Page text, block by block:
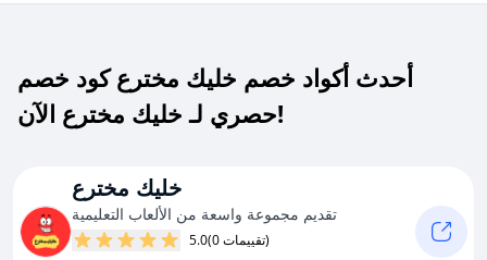
أحدث أكواد خصم خليك مخترع كود خصم
حصري لـ خليك مخترع الآن!
خليك مخترع
تقديم مجموعة واسعة من الألعاب التعليمية
5.0 (0 تقييمات)